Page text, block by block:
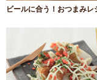
ビールに合う！おつまみレ